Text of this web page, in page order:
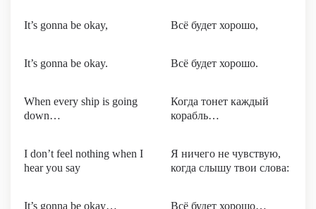
It’s gonna be okay, Всё будет хорошо,
It’s gonna be okay. Всё будет хорошо.
When every ship is going
down…
Когда тонет каждый
корабль…
I don’t feel nothing when I
hear you say
Я ничего не чувствую,
когда слышу твои слова:
It’s gonna be okay… Всё будет хорошо…